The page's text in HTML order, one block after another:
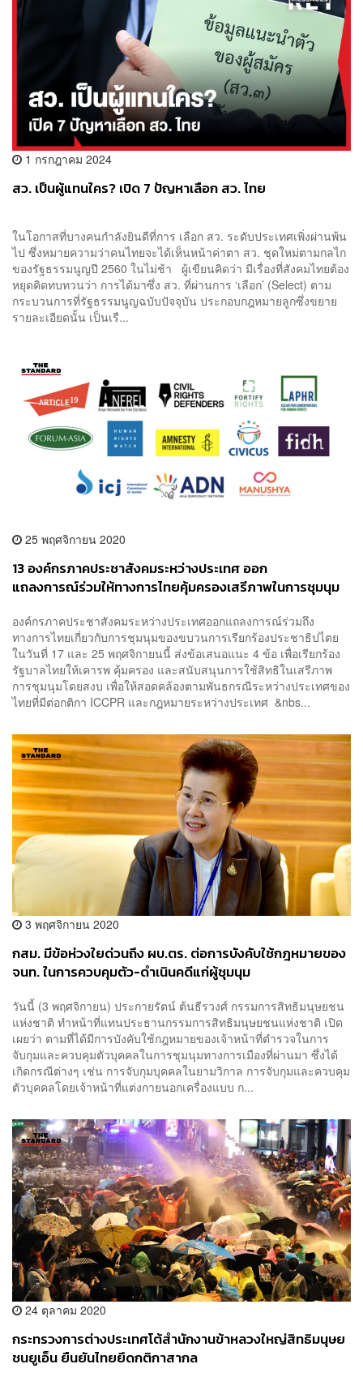
1 กรกฎาคม 2024
สว. เป็นผู้แทนใคร? เปิด 7 ปัญหาเลือก สว. ไทย
ในโอกาสที่บางคนกำลังยินดีที่การ เลือก สว. ระดับประเทศเพิ่งผ่านพ้น
ไป ซึ่งหมายความว่าคนไทยจะได้เห็นหน้าค่าตา สว. ชุดใหม่ตามกลไก
ของรัฐธรรมนูญปี 2560 ในไม่ช้า ผู้เขียนคิดว่า มีเรื่องที่สังคมไทยต้อง
หยุดคิดทบทวนว่า การได้มาซึ่ง สว. ที่ผ่านการ ‘เลือก’ (Select) ตาม
กระบวนการที่รัฐธรรมนูญฉบับปัจจุบัน ประกอบกฎหมายลูกซึ่งขยาย
รายละเอียดนั้น เป็นเรื...
25 พฤศจิกายน 2020
13 องค์กรภาคประชาสังคมระหว่างประเทศ ออก
แถลงการณ์ร่วมให้ทางการไทยคุ้มครองเสรีภาพในการชุมนุม
องค์กรภาคประชาสังคมระหว่างประเทศออกแถลงการณ์ร่วมถึง
ทางการไทยเกี่ยวกับการชุมนุมของขบวนการเรียกร้องประชาธิปไตย
ในวันที่ 17 และ 25 พฤศจิกายนนี้ ส่งข้อเสนอแนะ 4 ข้อ เพื่อเรียกร้อง
รัฐบาลไทยให้เคารพ คุ้มครอง และสนับสนุนการใช้สิทธิในเสรีภาพ
การชุมนุมโดยสงบ เพื่อให้สอดคล้องตามพันธกรณีระหว่างประเทศของ
ไทยที่มีต่อกติกา ICCPR และกฎหมายระหว่างประเทศ &nbs...
3 พฤศจิกายน 2020
กสม. มีข้อห่วงใยด่วนถึง ผบ.ตร. ต่อการบังคับใช้กฎหมายของ
จนท. ในการควบคุมตัว-ดำเนินคดีแก่ผู้ชุมนุม
วันนี้ (3 พฤศจิกายน) ประกายรัตน์ ต้นธีรวงศ์ กรรมการสิทธิมนุษยชน
แห่งชาติ ทำหน้าที่แทนประธานกรรมการสิทธิมนุษยชนแห่งชาติ เปิด
เผยว่า ตามที่ได้มีการบังคับใช้กฎหมายของเจ้าหน้าที่ตำรวจในการ
จับกุมและควบคุมตัวบุคคลในการชุมนุมทางการเมืองที่ผ่านมา ซึ่งได้
เกิดกรณีต่างๆ เช่น การจับกุมบุคคลในยามวิกาล การจับกุมและควบคุม
ตัวบุคคลโดยเจ้าหน้าที่แต่งกายนอกเครื่องแบบ ก...
24 ตุลาคม 2020
กระทรวงการต่างประเทศโต้สำนักงานข้าหลวงใหญ่สิทธิมนุษย
ชนยูเอ็น ยืนยันไทยยึดกติกาสากล